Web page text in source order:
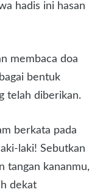
hadis ini hasan
membaca doa
bentuk
telah diberikan.
berkata pada
laki! Sebutkan
tangan kananmu,
dekat